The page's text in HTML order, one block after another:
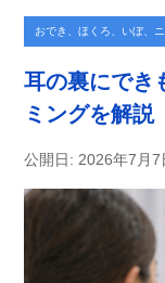
おでき、ほくろ、いぼ、
耳の裏にでき
ミングを解説
公開日: 2026年7月7